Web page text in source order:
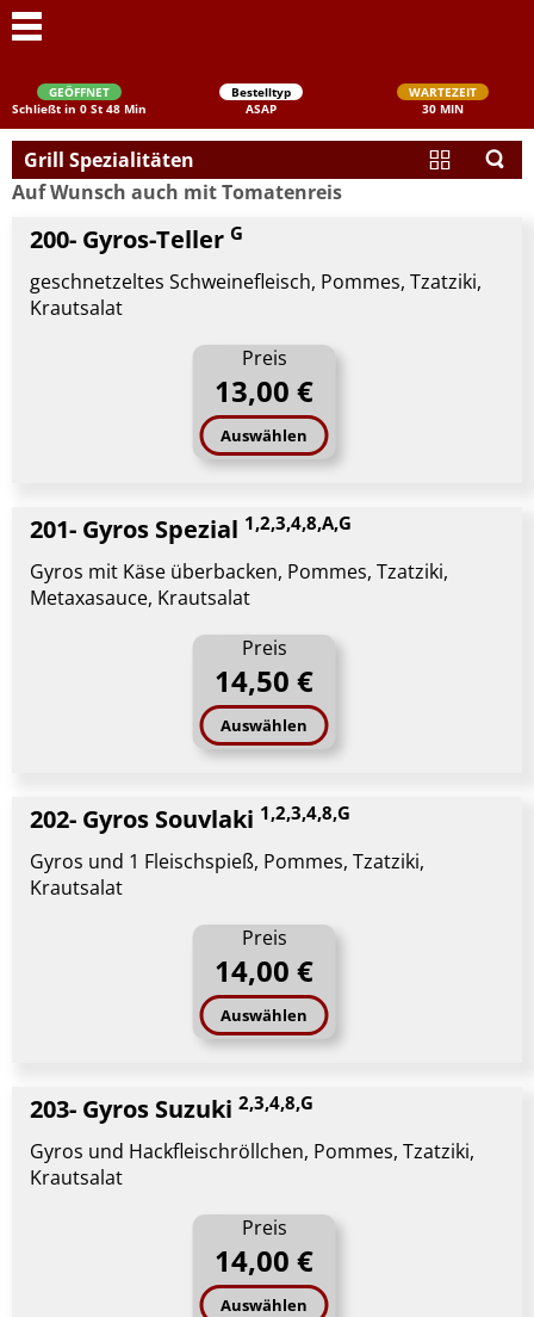
GEÖFFNET
Schließt in 0 St 48 Min
Bestelltyp
ASAP
WARTEZEIT
30 MIN
Grill Spezialitäten
Auf Wunsch auch mit Tomatenreis
200- Gyros-Teller G
geschnetzeltes Schweinefleisch, Pommes, Tzatziki,
Krautsalat
Preis
13,00 €
Auswählen
201- Gyros Spezial 1,2,3,4,8,A,G
Gyros mit Käse überbacken, Pommes, Tzatziki,
Metaxasauce, Krautsalat
Preis
14,50 €
Auswählen
202- Gyros Souvlaki 1,2,3,4,8,G
Gyros und 1 Fleischspieß, Pommes, Tzatziki,
Krautsalat
Preis
14,00 €
Auswählen
203- Gyros Suzuki 2,3,4,8,G
Gyros und Hackfleischröllchen, Pommes, Tzatziki,
Krautsalat
Preis
14,00 €
Auswählen